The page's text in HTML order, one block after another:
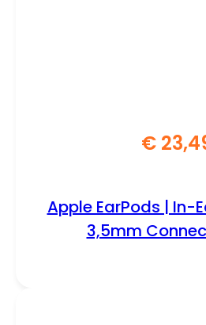
€
Apple EarPods | In-
3,5mm